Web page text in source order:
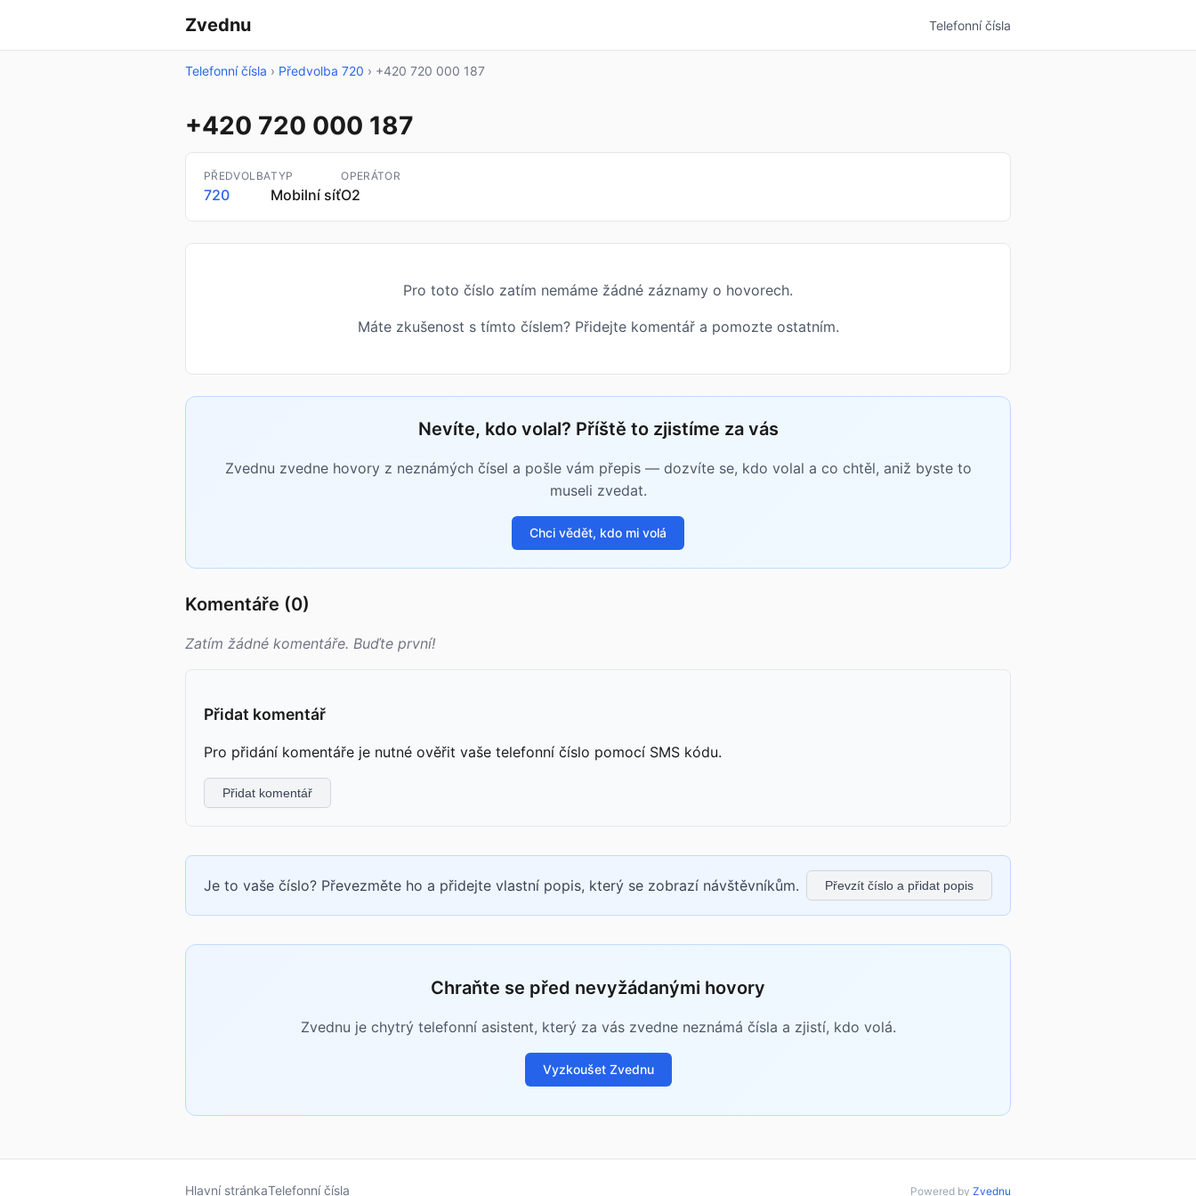
Zvednu Telefonní čísla
Telefonní čísla › Předvolba 720 › +420 720 000 187
+420 720 000 187
PŘEDVOLBA
720
TYP
Mobilní síť
OPERÁTOR
O2
Pro toto číslo zatím nemáme žádné záznamy o hovorech.
Máte zkušenost s tímto číslem? Přidejte komentář a pomozte ostatním.
Nevíte, kdo volal? Příště to zjistíme za vás
Zvednu zvedne hovory z neznámých čísel a pošle vám přepis — dozvíte se, kdo volal a co chtěl, aniž byste to
museli zvedat.
Chci vědět, kdo mi volá
Komentáře (0)
Zatím žádné komentáře. Buďte první!
Přidat komentář
Pro přidání komentáře je nutné ověřit vaše telefonní číslo pomocí SMS kódu.
Přidat komentář
Je to vaše číslo? Převezměte ho a přidejte vlastní popis, který se zobrazí návštěvníkům. Převzít číslo a přidat popis
Chraňte se před nevyžádanými hovory
Zvednu je chytrý telefonní asistent, který za vás zvedne neznámá čísla a zjistí, kdo volá.
Vyzkoušet Zvednu
Hlavní stránkaTelefonní čísla Powered by Zvednu